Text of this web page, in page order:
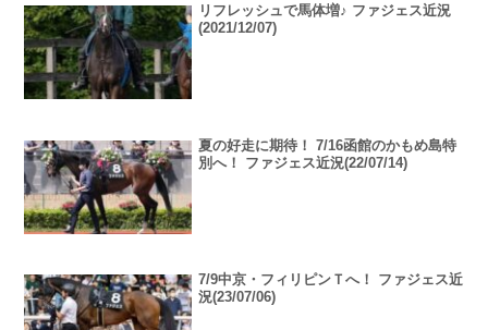
リフレッシュで馬体増♪ ファジェス近況
(2021/12/07)
夏の好走に期待！ 7/16函館のかもめ島特
別へ！ ファジェス近況(22/07/14)
7/9中京・フィリピンＴへ！ ファジェス近
況(23/07/06)